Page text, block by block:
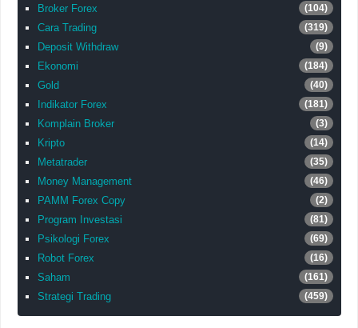
Broker Forex (104)
Cara Trading (319)
Deposit Withdraw (9)
Ekonomi (184)
Gold (40)
Indikator Forex (181)
Komplain Broker (3)
Kripto (14)
Metatrader (35)
Money Management (46)
PAMM Forex Copy (2)
Program Investasi (81)
Psikologi Forex (69)
Robot Forex (16)
Saham (161)
Strategi Trading (459)